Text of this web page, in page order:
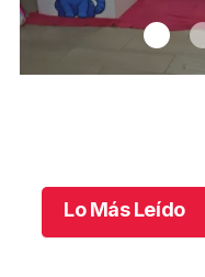
Lo Más Leído